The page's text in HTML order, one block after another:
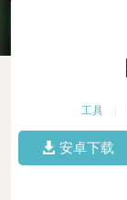
工具
安卓下载